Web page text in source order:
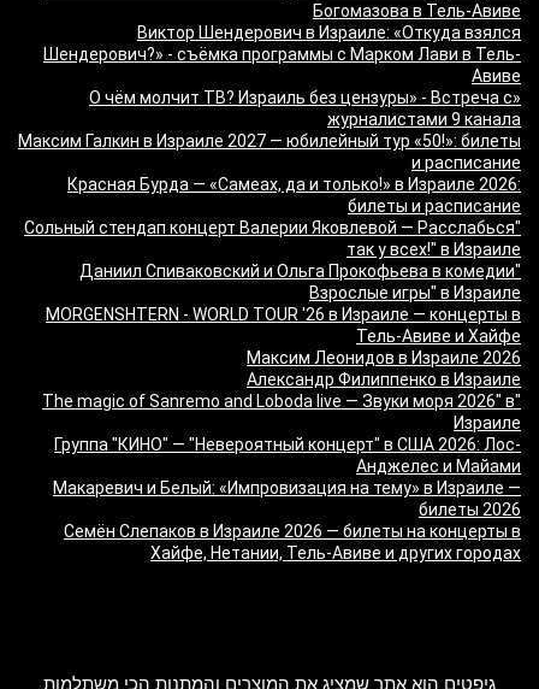
Богомазова в Тель-Авиве
Виктор Шендерович в Израиле: «Откуда взялся
Шендерович?» - съёмка программы с Марком Лави в Тель-
Авиве
«О чём молчит ТВ? Израиль без цензуры» - Встреча с
журналистами 9 канала
Максим Галкин в Израиле 2027 — юбилейный тур «50!»: билеты
и расписание
Красная Бурда — «Самеах, да и только!» в Израиле 2026:
билеты и расписание
"Сольный стендап концерт Валерии Яковлевой — Расслабься
так у всех!" в Израиле
"Даниил Спиваковский и Ольга Прокофьева в комедии
Взрослые игры" в Израиле
MORGENSHTERN - WORLD TOUR '26 в Израиле — концерты в
Тель-Авиве и Хайфе
Максим Леонидов в Израиле 2026
Александр Филиппенко в Израиле
"The magic of Sanremo and Loboda live — Звуки моря 2026" в
Израиле
Группа "КИНО" — "Невероятный концерт" в США 2026: Лос-
Анджелес и Майами
Макаревич и Белый: «Импровизация на тему» в Израиле —
билеты 2026
Семён Слепаков в Израиле 2026 — билеты на концерты в
Хайфе, Нетании, Тель-Авиве и других городах
גיפטים הוא אתר שמציג את המוצרים והמתנות הכי משתלמות